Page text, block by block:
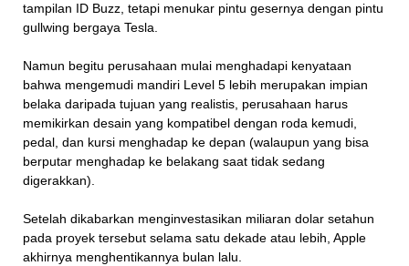
tampilan ID Buzz, tetapi menukar pintu gesernya dengan pintu
gullwing bergaya Tesla.
Namun begitu perusahaan mulai menghadapi kenyataan
bahwa mengemudi mandiri Level 5 lebih merupakan impian
belaka daripada tujuan yang realistis, perusahaan harus
memikirkan desain yang kompatibel dengan roda kemudi,
pedal, dan kursi menghadap ke depan (walaupun yang bisa
berputar menghadap ke belakang saat tidak sedang
digerakkan).
Setelah dikabarkan menginvestasikan miliaran dolar setahun
pada proyek tersebut selama satu dekade atau lebih, Apple
akhirnya menghentikannya bulan lalu.